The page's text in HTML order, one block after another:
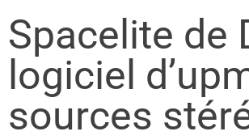
Spacelite de
logiciel
sources